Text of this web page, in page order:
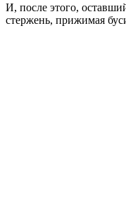
И, после этого,
стержень, прижимая